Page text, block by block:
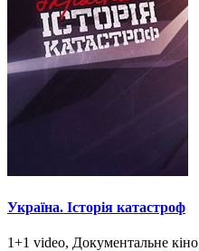
Україна. Історія катастроф
1+1 video, Документальне кіно